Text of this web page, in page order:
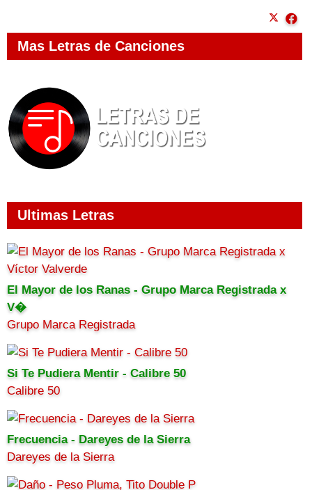
Mas Letras de Canciones
Ultimas Letras
El Mayor de los Ranas - Grupo Marca Registrada x
V�
Grupo Marca Registrada
Si Te Pudiera Mentir - Calibre 50
Calibre 50
Frecuencia - Dareyes de la Sierra
Dareyes de la Sierra